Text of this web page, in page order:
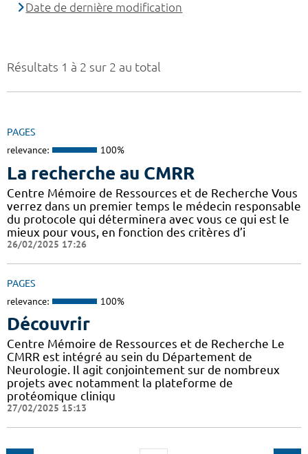
Résultats 1 à 2 sur 2 au total
PAGES
relevance: 100%
La recherche au CMRR
Centre Mémoire de Ressources et de Recherche Vous
verrez dans un premier temps le médecin responsable
du protocole qui déterminera avec vous ce qui est le
mieux pour vous, en fonction des critères d’i
26/02/2025 17:26
PAGES
relevance: 100%
Découvrir
Centre Mémoire de Ressources et de Recherche Le
CMRR est intégré au sein du Département de
Neurologie. Il agit conjointement sur de nombreux
projets avec notamment la plateforme de
protéomique cliniqu
27/02/2025 15:13
Date de dernière modification